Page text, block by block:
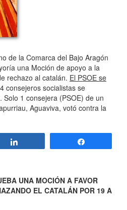
de la Comarca del Bajo Aragón
una Moción de apoyo a la
rechazo al catalán. El PSOE se
consejeros socialistas se
1 consejera (PSOE) de un
Aguaviva, votó contra la
UNA MOCIÓN A FAVOR
EL CATALÁN POR 19 A